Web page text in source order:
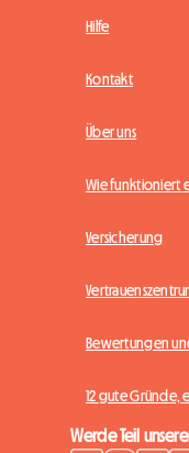
Hilfe
Kontakt
Über uns
Wie funktioniert
Versicherung
Bewertungen
12 gute Gründe,
Werde Teil